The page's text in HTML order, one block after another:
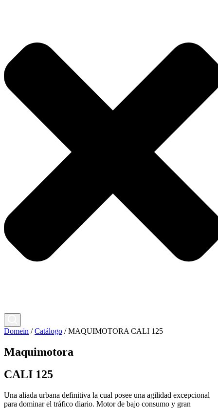
Domein / Catálogo / MAQUIMOTORA CALI 125
Maquimotora
CALI 125
Una aliada urbana definitiva la cual posee una agilidad excepcional
para dominar el tráfico diario. Motor de bajo consumo y gran